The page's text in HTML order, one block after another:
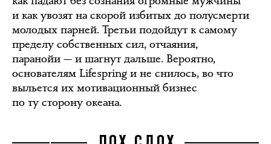
и как увозят на скорой избитых до полусмерти
молодых парней. Третьи подойдут к самому
пределу собственных сил, отчаяния,
паранойи — и шагнут дальше. Вероятно,
основателям Lifespring и не снилось, во что
выльется их мотивационный бизнес
по ту сторону океана.